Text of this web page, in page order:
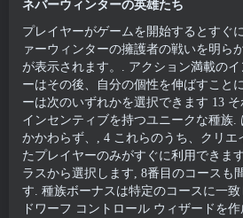
ネバーウィンターの英雄たち
プレイヤーがゲームを開始するとすぐ
ァーウィンターの擁護者の戦いを明ら
が表示されます。. アクション満載の
ーはその後、自分の個性を伸ばすこと
ーは次のいずれかを選択できます 13
インセンティブを持つユニークな種族.
かかわらず、, 4 これらのうち、クリエ
たプレイヤーのみがすぐに利用できま
ラスから選択します, 8番目のコースも
す. 種族ボーナスは特定のコースに一
ドワーフ コントロール ウィザードを